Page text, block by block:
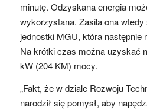
minutę. Odzyskana energia
wykorzystana. Zasila ona
jednostki MGU, która następnie
Na krótki czas można uzyskać
kW (204 KM) mocy.
„Fakt, że w dziale Rozwoju
narodził się pomysł, aby